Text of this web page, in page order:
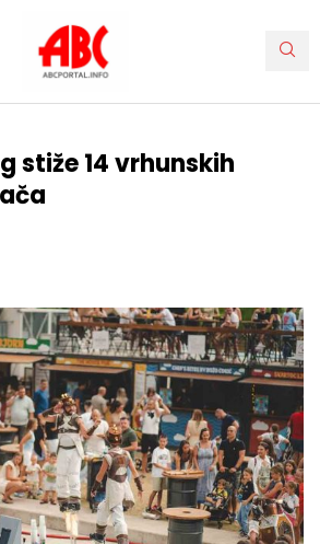
stiže 14 vrhunskih